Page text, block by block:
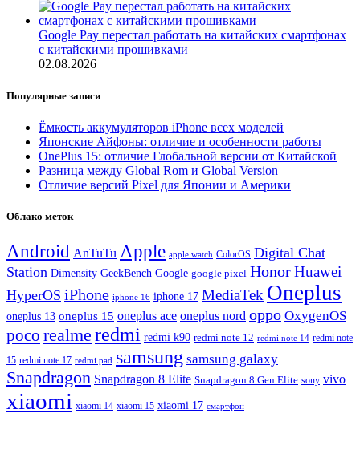
Google Pay перестал работать на китайских смартфонах
с китайскими прошивками
02.08.2026
Популярные записи
Ёмкость аккумуляторов iPhone всех моделей
Японские Айфоны: отличие и особенности работы
OnePlus 15: отличие Глобальной версии от Китайской
Разница между Global Rom и Global Version
Отличие версий Pixel для Японии и Америки
Облако меток
Android AnTuTu Apple apple watch ColorOS Digital Chat
Station Dimensity GeekBench Google google pixel HonorHuawei
HyperOS iPhone iphone 16 iphone 17 MediaTek Oneplus
oneplus 13 oneplus 15 oneplus ace oneplus nord oppo OxygenOS
poco realme redmi redmi k90 redmi note 12 redmi note 14 redmi note
15 redmi note 17 redmi pad samsung samsung galaxy
Snapdragon Snapdragon 8 Elite Snapdragon 8 Gen Elite sony vivo
xiaomi xiaomi 14 xiaomi 15 xiaomi 17 смартфон